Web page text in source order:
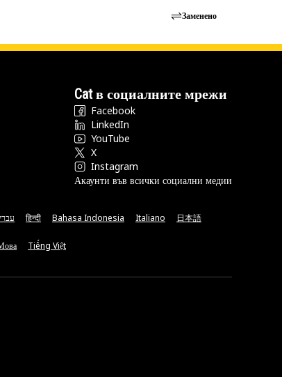
Заменено
Cat в социалните мрежи
Facebook
LinkedIn
YouTube
X
Instagram
Акаунти във всички социални медии
हिन्दी Bahasa Indonesia Italiano 日本語
Tiếng Việt